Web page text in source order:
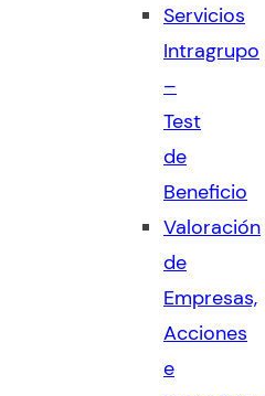
Servicios
Intragrupo
–
Test
de
Beneficio
Valoración
de
Empresas,
Acciones
e